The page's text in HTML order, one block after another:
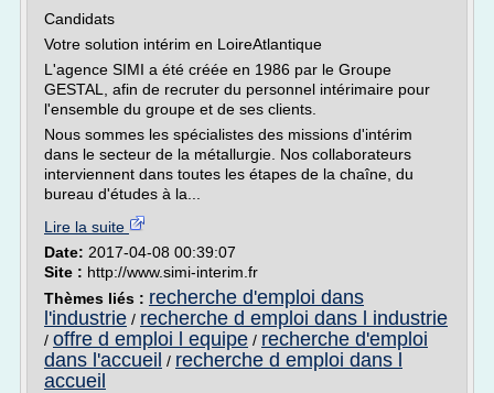
Candidats
Votre solution intérim en Loire­Atlantique
L'agence SIMI a été créée en 1986 par le Groupe
GESTAL, afin de recruter du personnel intérimaire pour
l'ensemble du groupe et de ses clients.
Nous sommes les spécialistes des missions d'intérim
dans le secteur de la métallurgie. Nos collaborateurs
interviennent dans toutes les étapes de la chaîne, du
bureau d'études à la...
Lire la suite
Date: 2017-04-08 00:39:07
Site : http://www.simi-interim.fr
Thèmes liés : recherche d'emploi dans
l'industrie / recherche d emploi dans l industrie
/ offre d emploi l equipe / recherche d'emploi
dans l'accueil / recherche d emploi dans l
accueil